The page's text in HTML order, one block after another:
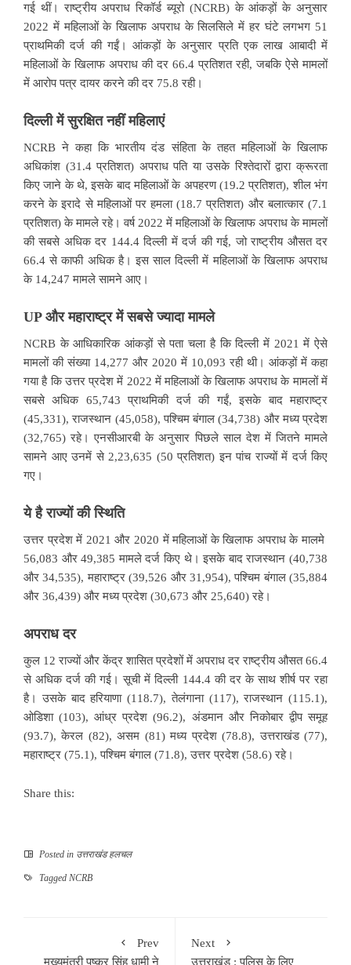
गई थीं। राष्ट्रीय अपराध रिकॉर्ड ब्यूरो (NCRB) के आंकड़ों के अनुसार
2022 में महिलाओं के खिलाफ अपराध के सिलसिले में हर घंटे लगभग 51
प्राथमिकी दर्ज की गईं। आंकड़ों के अनुसार प्रति एक लाख आबादी में
महिलाओं के खिलाफ अपराध की दर 66.4 प्रतिशत रही, जबकि ऐसे मामलों
में आरोप पत्र दायर करने की दर 75.8 रही।
दिल्ली में सुरक्षित नहीं महिलाएं
NCRB ने कहा कि भारतीय दंड संहिता के तहत महिलाओं के खिलाफ
अधिकांश (31.4 प्रतिशत) अपराध पति या उसके रिश्तेदारों द्वारा क्रूरता
किए जाने के थे, इसके बाद महिलाओं के अपहरण (19.2 प्रतिशत), शील भंग
करने के इरादे से महिलाओं पर हमला (18.7 प्रतिशत) और बलात्कार (7.1
प्रतिशत) के मामले रहे। वर्ष 2022 में महिलाओं के खिलाफ अपराध के मामलों
की सबसे अधिक दर 144.4 दिल्ली में दर्ज की गई, जो राष्ट्रीय औसत दर
66.4 से काफी अधिक है। इस साल दिल्ली में महिलाओं के खिलाफ अपराध
के 14,247 मामले सामने आए।
UP और महाराष्ट्र में सबसे ज्यादा मामले
NCRB के आधिकारिक आंकड़ों से पता चला है कि दिल्ली में 2021 में ऐसे
मामलों की संख्या 14,277 और 2020 में 10,093 रही थी। आंकड़ों में कहा
गया है कि उत्तर प्रदेश में 2022 में महिलाओं के खिलाफ अपराध के मामलों में
सबसे अधिक 65,743 प्राथमिकी दर्ज की गईं, इसके बाद महाराष्ट्र
(45,331), राजस्थान (45,058), पश्चिम बंगाल (34,738) और मध्य प्रदेश
(32,765) रहे। एनसीआरबी के अनुसार पिछले साल देश में जितने मामले
सामने आए उनमें से 2,23,635 (50 प्रतिशत) इन पांच राज्यों में दर्ज किए
गए।
ये है राज्यों की स्थिति
उत्तर प्रदेश में 2021 और 2020 में महिलाओं के खिलाफ अपराध के मालमे
56,083 और 49,385 मामले दर्ज किए थे। इसके बाद राजस्थान (40,738
और 34,535), महाराष्ट्र (39,526 और 31,954), पश्चिम बंगाल (35,884
और 36,439) और मध्य प्रदेश (30,673 और 25,640) रहे।
अपराध दर
कुल 12 राज्यों और केंद्र शासित प्रदेशों में अपराध दर राष्ट्रीय औसत 66.4
से अधिक दर्ज की गई। सूची में दिल्ली 144.4 की दर के साथ शीर्ष पर रहा
है। उसके बाद हरियाणा (118.7), तेलंगाना (117), राजस्थान (115.1),
ओडिशा (103), आंध्र प्रदेश (96.2), अंडमान और निकोबार द्वीप समूह
(93.7), केरल (82), असम (81) मध्य प्रदेश (78.8), उत्तराखंड (77),
महाराष्ट्र (75.1), पश्चिम बंगाल (71.8), उत्तर प्रदेश (58.6) रहे।
Share this:
Posted in उत्तराखंड हलचल
Tagged NCRB
Prev
मुख्यमंत्री पुष्कर सिंह धामी ने
Next
उत्तराखंड : पुलिस के लिए